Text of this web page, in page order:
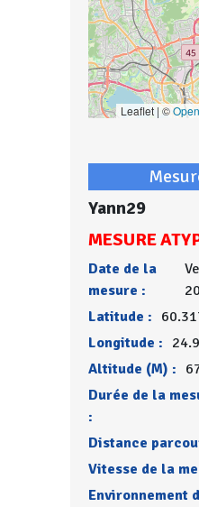
Leaflet | ©
Yann29
MESURE
Date de la
mesure :
Latitude :
Longitude :
Altitude (M) :
Durée de la
:
Distance
Vitesse de la
Environnement